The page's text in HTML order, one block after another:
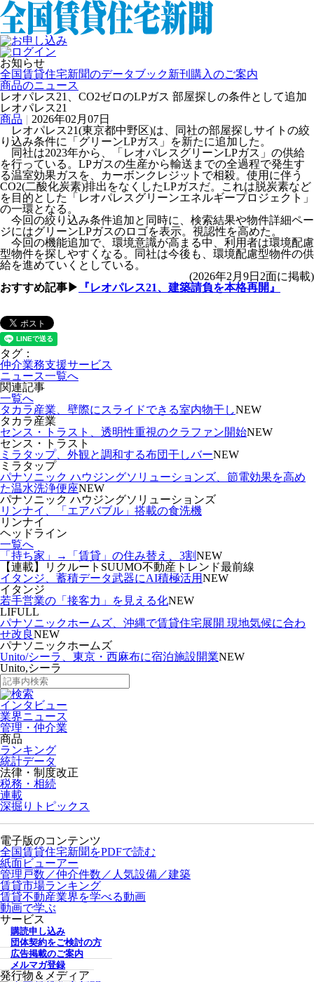
お知らせ
全国賃貸住宅新聞のデータブック新刊購入のご案内
商品のニュース
レオパレス21、CO2ゼロのLPガス 部屋探しの条件として追加
レオパレス21
商品 | 2026年02月07日
レオパレス21(東京都中野区)は、同社の部屋探しサイトの絞
り込み条件に「グリーンLPガス」を新たに追加した。
同社は2023年から、「レオパレスグリーンLPガス」の供給
を行っている。LPガスの生産から輸送までの全過程で発生す
る温室効果ガスを、カーボンクレジットで相殺。使用に伴う
CO2(二酸化炭素)排出をなくしたLPガスだ。これは脱炭素など
を目的とした「レオパレスグリーンエネルギープロジェクト」
の一環となる。
今回の絞り込み条件追加と同時に、検索結果や物件詳細ペー
ジにはグリーンLPガスのロゴを表示。視認性を高めた。
今回の機能追加で、環境意識が高まる中、利用者は環境配慮
型物件を探しやすくなる。同社は今後も、環境配慮型物件の供
給を進めていくとしている。
(2026年2月9日2面に掲載)
おすすめ記事▶
『レオパレス21、建築請負を本格再開』
タグ：
仲介業務支援サービス
ニュース一覧へ
関連記事
一覧へ
タカラ産業、壁際にスライドできる室内物干しNEW
タカラ産業
センス・トラスト、透明性重視のクラファン開始NEW
センス・トラスト
ミラタップ、外観と調和する布団干しバーNEW
ミラタップ
パナソニック ハウジングソリューションズ、節電効果を高め
た温水洗浄便座NEW
パナソニック ハウジングソリューションズ
リンナイ、「エアバブル」搭載の食洗機
リンナイ
ヘッドライン
一覧へ
「持ち家」→「賃貸」の住み替え、3割NEW
【連載】リクルートSUUMO不動産トレンド最前線
イタンジ、蓄積データ武器にAI積極活用NEW
イタンジ
若手営業の「接客力」を見える化NEW
LIFULL
パナソニックホームズ、沖縄で賃貸住宅展開 現地気候に合わ
せ改良NEW
パナソニックホームズ
Unito/シーラ、東京・西麻布に宿泊施設開業NEW
Unito,シーラ
インタビュー
業界ニュース
管理・仲介業
商品
ランキング
統計データ
法律・制度改正
税務・相続
連載
深掘りトピックス
電子版のコンテンツ
全国賃貸住宅新聞をPDFで読む
紙面ビューアー
管理戸数／仲介件数／人気設備／建築
賃貸市場ランキング
賃貸不動産業界を学べる動画
動画で学ぶ
サービス
購読申し込み
団体契約をご検討の方
広告掲載のご案内
メルマガ登録
発行物＆メディア